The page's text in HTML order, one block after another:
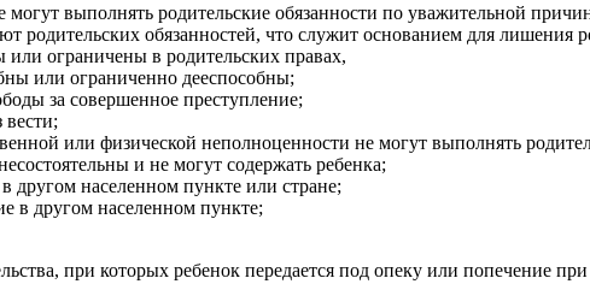
выполнять родительские обязанности по уважительной
родительских обязанностей, что служит основанием для лишения
ограничены в родительских правах,
или ограниченно дееспособны;
за совершенное преступление;
или физической неполноценности не могут выполнять
и не могут содержать ребенка;
населенном пункте или стране;
в другом населенном пункте;
при которых ребенок передается под опеку или попечение